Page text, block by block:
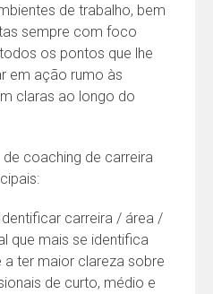
de trabalho, bem
sempre com foco
os pontos que lhe
em ação rumo às
claras ao longo do
coaching de carreira
carreira / área /
que mais se identifica
ter maior clareza sobre
de curto, médio e